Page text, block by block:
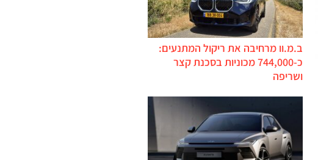
ב.מ.וו מרחיבה את ריקול המתנעים:
כ-744,000 מכוניות בסכנת קצר
ושריפה